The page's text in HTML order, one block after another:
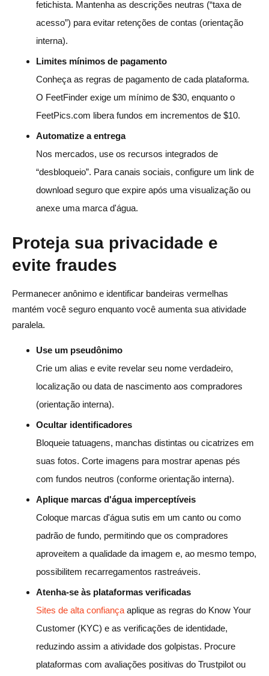
fetichista. Mantenha as descrições neutras (“taxa de
acesso”) para evitar retenções de contas (orientação
interna).
Limites mínimos de pagamento
Conheça as regras de pagamento de cada plataforma.
O FeetFinder exige um mínimo de $30, enquanto o
FeetPics.com libera fundos em incrementos de $10.
Automatize a entrega
Nos mercados, use os recursos integrados de
“desbloqueio”. Para canais sociais, configure um link de
download seguro que expire após uma visualização ou
anexe uma marca d'água.
Proteja sua privacidade e
evite fraudes
Permanecer anônimo e identificar bandeiras vermelhas
mantém você seguro enquanto você aumenta sua atividade
paralela.
Use um pseudônimo
Crie um alias e evite revelar seu nome verdadeiro,
localização ou data de nascimento aos compradores
(orientação interna).
Ocultar identificadores
Bloqueie tatuagens, manchas distintas ou cicatrizes em
suas fotos. Corte imagens para mostrar apenas pés
com fundos neutros (conforme orientação interna).
Aplique marcas d'água imperceptíveis
Coloque marcas d'água sutis em um canto ou como
padrão de fundo, permitindo que os compradores
aproveitem a qualidade da imagem e, ao mesmo tempo,
possibilitem recarregamentos rastreáveis.
Atenha-se às plataformas verificadas
Sites de alta confiança aplique as regras do Know Your
Customer (KYC) e as verificações de identidade,
reduzindo assim a atividade dos golpistas. Procure
plataformas com avaliações positivas do Trustpilot ou